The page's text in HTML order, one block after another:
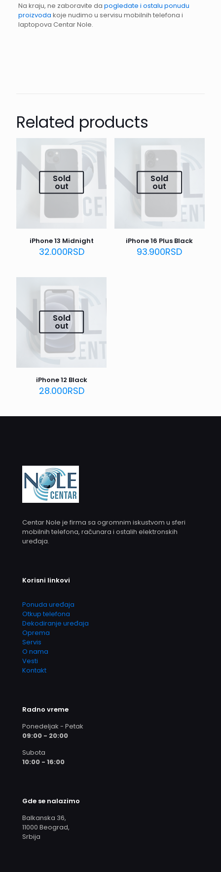
Na kraju, ne zaboravite da pogledate i ostalu ponudu
proizvoda koje nudimo u servisu mobilnih telefona i
laptopova Centar Nole.
Related products
Sold
out
iPhone 13 Midnight
32.000RSD
Sold
out
iPhone 16 Plus Black
93.900RSD
Sold
out
iPhone 12 Black
28.000RSD
Centar Nole je firma sa ogromnim iskustvom u sferi
mobilnih telefona, računara i ostalih elektronskih
uređaja.
Korisni linkovi
Ponuda uređaja
Otkup telefona
Dekodiranje uređaja
Oprema
Servis
O nama
Vesti
Kontakt
Radno vreme
Ponedeljak - Petak
09:00 - 20:00
Subota
10:00 - 16:00
Gde se nalazimo
Balkanska 36,
11000 Beograd,
Srbija